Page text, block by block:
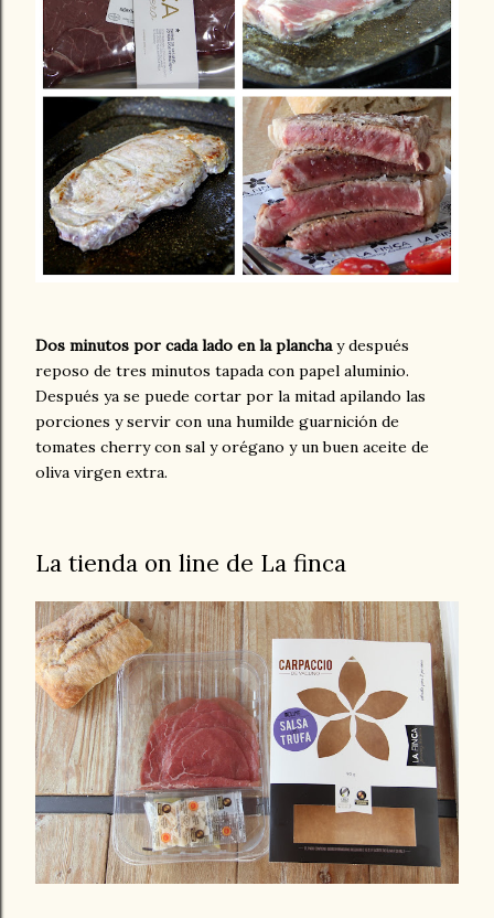
Dos minutos por cada lado en la planchay después
reposo de tres minutos tapada con papel aluminio.
Después ya se puede cortar por la mitad apilando las
porciones y servir con una humilde guarnición de
tomates cherry con sal y orégano y un buen aceite de
oliva virgen extra.
La tienda on line de La finca